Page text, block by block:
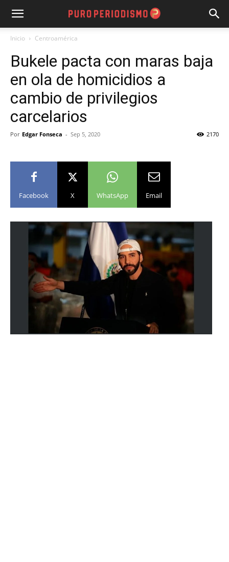
Inicio Centroamérica
Bukele pacta con maras baja
en ola de homicidios a
cambio de privilegios
carcelarios
Por Edgar Fonseca - Sep 5, 2020 2170
Facebook X WhatsApp Email